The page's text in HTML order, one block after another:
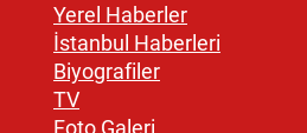
Yerel Haberler
İstanbul Haberleri
Biyografiler
TV
Foto Galeri